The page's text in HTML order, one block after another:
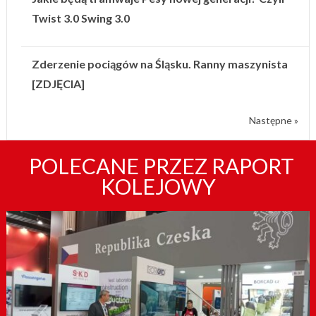
Twist 3.0 Swing 3.0
Zderzenie pociągów na Śląsku. Ranny maszynista
[ZDJĘCIA]
Następne »
POLECANE PRZEZ RAPORT
KOLEJOWY